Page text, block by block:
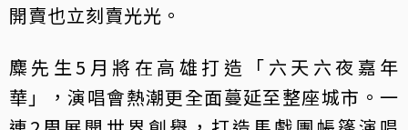
開賣也立刻賣光光。
麋先生5月將在高雄打造「六天六夜嘉年
華」，演唱會熱潮更全面蔓延至整座城市。一